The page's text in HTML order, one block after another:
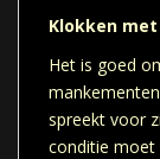
Klokken
Het is goed
spreekt voor
conditie moet